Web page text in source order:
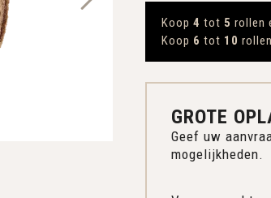
Koop 4 tot 5 rollen
Koop 6 tot 10
GROTE
Geef uw
mogelijkheden.